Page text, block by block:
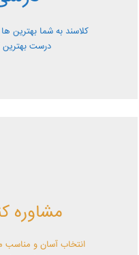
کلاسند به شما بهترین
درست بهترین
مشاوره
انتخاب آسان و